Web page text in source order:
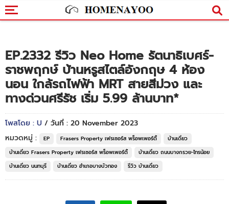
EP.2332 รีวิว Neo Home รัตนาธิเบศร์-
ราชพฤกษ์ บ้านหรูสไตล์อังกฤษ 4 ห้อง
นอน ใกล้รถไฟฟ้า MRT สายสีม่วง และ
ทางด่วนศรีรัช เริ่ม 5.99 ล้านบาท*
โพสโดย : U / วันที่ : 20 November 2023
หมวดหมู่ :
EP Frasers Property เฟรเซอร์ส พร็อพเพอร์ตี้
บ้านเดี่ยว
บ้านเดี่ยว Frasers Property เฟรเซอร์ส พร็อพเพอร์ตี้
บ้านเดี่ยว ถนนบางกรวย-ไทรน้อย
บ้านเดี่ยว นนทบุรี
บ้านเดี่ยว อำเภอบางบัวทอง รีวิว บ้านเดี่ยว